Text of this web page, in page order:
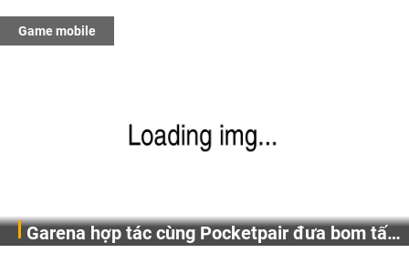
Game mobile
Gia Nhập Closed Beta Norse Saga: Cửu Giới